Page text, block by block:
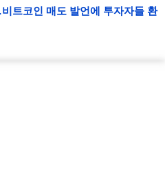
트코인 매도 발언에 투자자들 환